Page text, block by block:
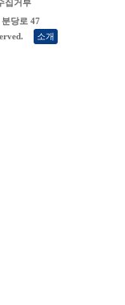
집거부
당로 47
소개